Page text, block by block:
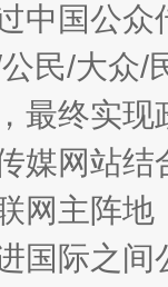
中国公
民/大众
最终实
媒网站
网主阵
国际之